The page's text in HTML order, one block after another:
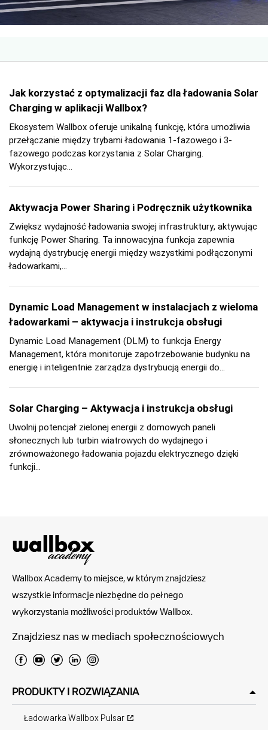
Jak korzystać z optymalizacji faz dla ładowania Solar
Charging w aplikacji Wallbox?
Ekosystem Wallbox oferuje unikalną funkcję, która umożliwia
przełączanie między trybami ładowania 1-fazowego i 3-
fazowego podczas korzystania z Solar Charging.
Wykorzystując...
Aktywacja Power Sharing i Podręcznik użytkownika
Zwiększ wydajność ładowania swojej infrastruktury, aktywując
funkcję Power Sharing. Ta innowacyjna funkcja zapewnia
wydajną dystrybucję energii między wszystkimi podłączonymi
ładowarkami,...
Dynamic Load Management w instalacjach z wieloma
ładowarkami – aktywacja i instrukcja obsługi
Dynamic Load Management (DLM) to funkcja Energy
Management, która monitoruje zapotrzebowanie budynku na
energię i inteligentnie zarządza dystrybucją energii do...
Solar Charging – Aktywacja i instrukcja obsługi
Uwolnij potencjał zielonej energii z domowych paneli
słonecznych lub turbin wiatrowych do wydajnego i
zrównoważonego ładowania pojazdu elektrycznego dzięki
funkcji...
Wallbox Academy to miejsce, w którym znajdziesz
wszystkie informacje niezbędne do pełnego
wykorzystania możliwości produktów Wallbox.
Znajdziesz nas w mediach społecznościowych
PRODUKTY I ROZWIĄZANIA
Ładowarka Wallbox Pulsar